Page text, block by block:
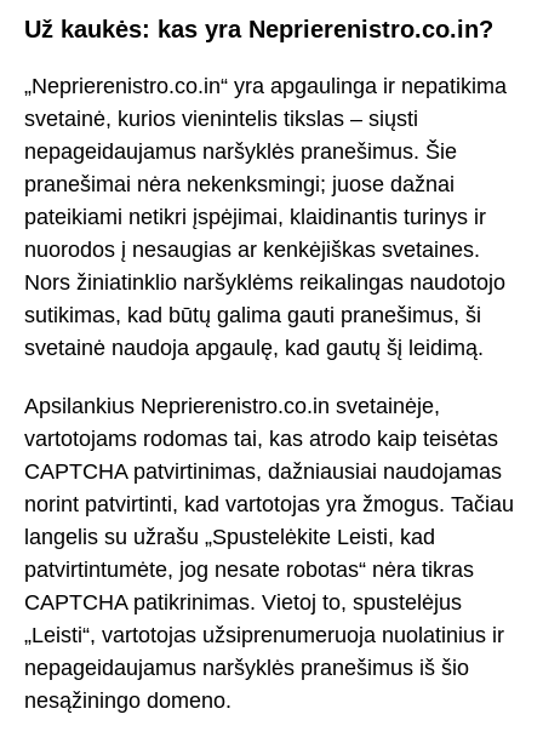
Už kaukės: kas yra Neprierenistro.co.in?
„Neprierenistro.co.in“ yra apgaulinga ir nepatikima
svetainė, kurios vienintelis tikslas – siųsti
nepageidaujamus naršyklės pranešimus. Šie
pranešimai nėra nekenksmingi; juose dažnai
pateikiami netikri įspėjimai, klaidinantis turinys ir
nuorodos į nesaugias ar kenkėjiškas svetaines.
Nors žiniatinklio naršyklėms reikalingas naudotojo
sutikimas, kad būtų galima gauti pranešimus, ši
svetainė naudoja apgaulę, kad gautų šį leidimą.
Apsilankius Neprierenistro.co.in svetainėje,
vartotojams rodomas tai, kas atrodo kaip teisėtas
CAPTCHA patvirtinimas, dažniausiai naudojamas
norint patvirtinti, kad vartotojas yra žmogus. Tačiau
langelis su užrašu „Spustelėkite Leisti, kad
patvirtintumėte, jog nesate robotas“ nėra tikras
CAPTCHA patikrinimas. Vietoj to, spustelėjus
„Leisti“, vartotojas užsiprenumeruoja nuolatinius ir
nepageidaujamus naršyklės pranešimus iš šio
nesąžiningo domeno.